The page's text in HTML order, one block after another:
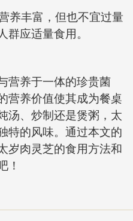
养丰富，但也不宜过量
群应适量食用。
营养于一体的珍贵菌
营养价值使其成为餐桌
汤、炒制还是煲粥，太
特的风味。通过本文的
岁肉灵芝的食用方法和
！